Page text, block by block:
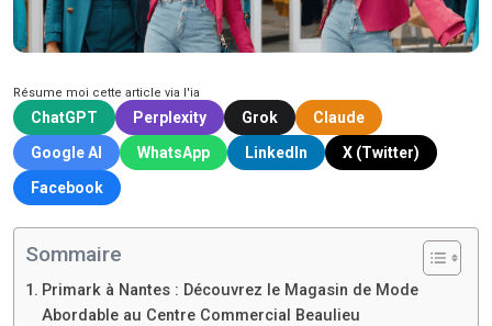
Résume moi cette article via l'ia
ChatGPT Perplexity Grok
Claude
Google AI
WhatsApp LinkedIn
X (Twitter)
Facebook
Sommaire
Primark à Nantes : Découvrez le Magasin de Mode
Abordable au Centre Commercial Beaulieu